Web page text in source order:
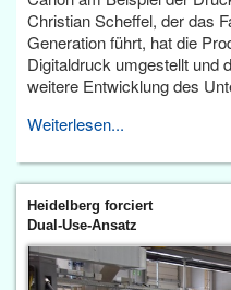
Christian Scheffel, der das
Generation führt, hat die
Digitaldruck umgestellt und
weitere Entwicklung des
Weiterlesen...
Heidelberg forciert
Dual-Use-Ansatz